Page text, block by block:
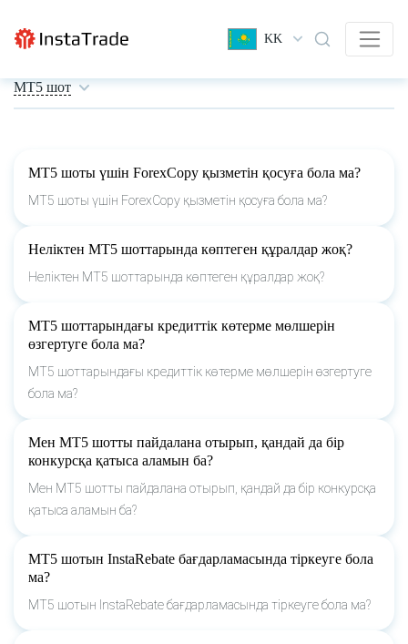
KK
МТ5 шот
МТ5 шоты үшін ForexCopy қызметін қосуға бола ма?
МТ5 шоты үшін ForexCopy қызметін қосуға бола ма?
Неліктен MT5 шоттарында көптеген құралдар жоқ?
Неліктен MT5 шоттарында көптеген құралдар жоқ?
МТ5 шоттарындағы кредиттік көтерме мөлшерін
өзгертуге бола ма?
МТ5 шоттарындағы кредиттік көтерме мөлшерін өзгертуге
бола ма?
Мен МТ5 шотты пайдалана отырып, қандай да бір
конкурсқа қатыса аламын ба?
Мен МТ5 шотты пайдалана отырып, қандай да бір конкурсқа
қатыса аламын ба?
МТ5 шотын InstaRebate бағдарламасында тіркеуге бола
ма?
МТ5 шотын InstaRebate бағдарламасында тіркеуге бола ма?